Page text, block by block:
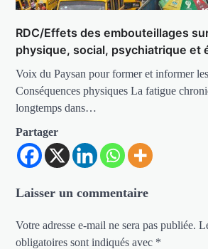
RDC/Effets des embouteillages
physique, social, psychiatrique et
Voix du Paysan pour former et informer
Conséquences physiques La fatigue
longtemps dans…
Partager
Laisser un commentaire
Votre adresse e-mail ne sera pas publiée.
obligatoires sont indiqués avec *